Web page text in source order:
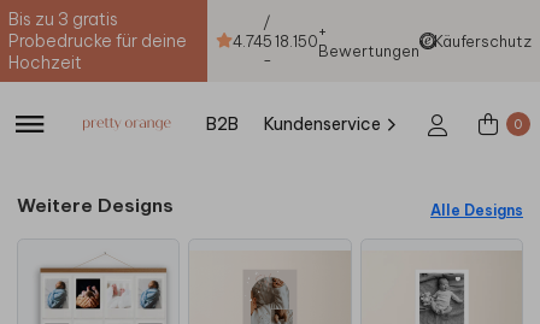
Bis zu 3 gratis
Probedrucke für deine
Hochzeit
4.74
/
5
-
18.150+
Bewertungen
Käuferschutz
B2B Kundenservice 0
Weitere Designs Alle Designs